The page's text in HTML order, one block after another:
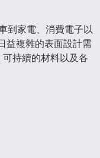
到家電、消費電子以
益複雜的表面設計需
持續的材料以及各